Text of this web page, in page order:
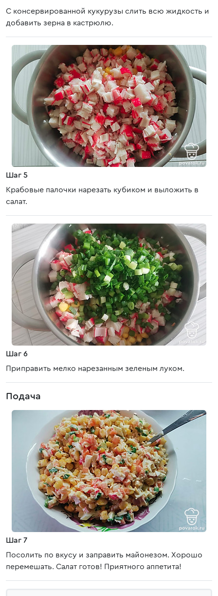
С консервированной кукурузы слить всю жидкость и
добавить зерна в кастрюлю.
Шаг 5
Крабовые палочки нарезать кубиком и выложить в
салат.
Шаг 6
Приправить мелко нарезанным зеленым луком.
Подача
Шаг 7
Посолить по вкусу и заправить майонезом. Хорошо
перемешать. Салат готов! Приятного аппетита!